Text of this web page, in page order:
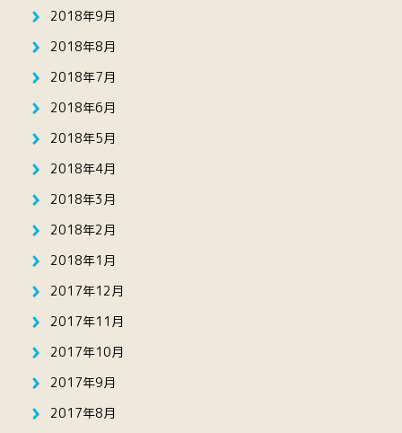
2018年9月
2018年8月
2018年7月
2018年6月
2018年5月
2018年4月
2018年3月
2018年2月
2018年1月
2017年12月
2017年11月
2017年10月
2017年9月
2017年8月